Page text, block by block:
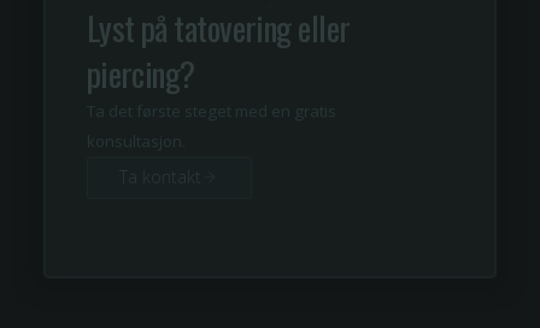
Lyst på tatovering eller
piercing?
Ta det første steget med en gratis
konsultasjon.
Ta kontakt